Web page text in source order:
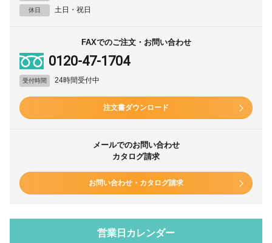
休日 土日・祝日
FAXでのご注文・お問い合わせ
0120-47-1704
受付時間 24時間受付中
注文書ダウンロード
メールでのお問い合わせ
カタログ請求
お問い合わせ・カタログ請求
営業日カレンダー